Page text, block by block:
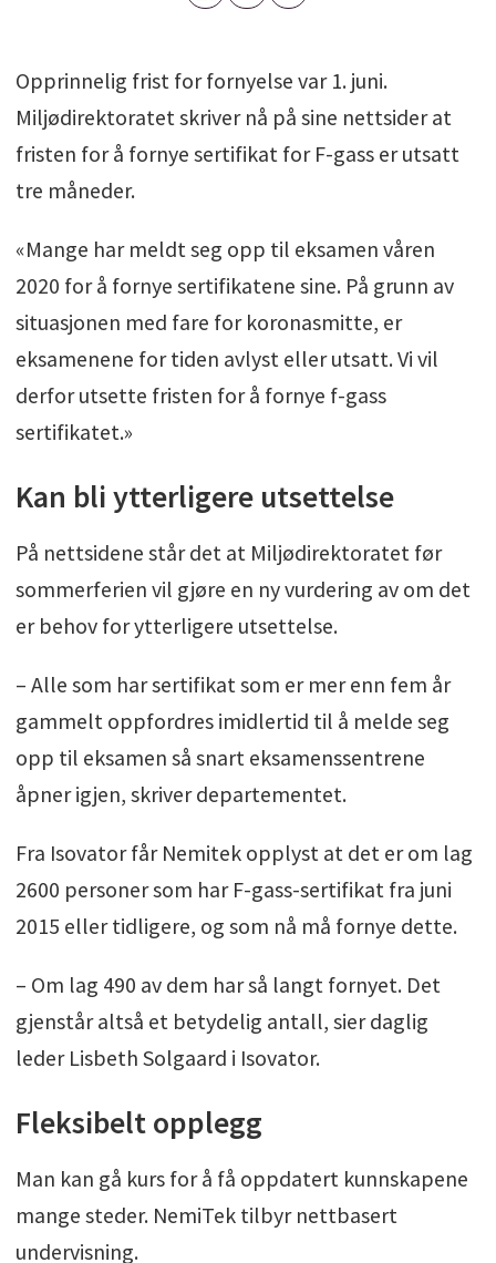
Opprinnelig frist for fornyelse var 1. juni.
Miljødirektoratet skriver nå på sine nettsider at
fristen for å fornye sertifikat for F-gass er utsatt
tre måneder.
«Mange har meldt seg opp til eksamen våren
2020 for å fornye sertifikatene sine. På grunn av
situasjonen med fare for koronasmitte, er
eksamenene for tiden avlyst eller utsatt. Vi vil
derfor utsette fristen for å fornye f-gass
sertifikatet.»
Kan bli ytterligere utsettelse
På nettsidene står det at Miljødirektoratet før
sommerferien vil gjøre en ny vurdering av om det
er behov for ytterligere utsettelse.
– Alle som har sertifikat som er mer enn fem år
gammelt oppfordres imidlertid til å melde seg
opp til eksamen så snart eksamenssentrene
åpner igjen, skriver departementet.
Fra Isovator får Nemitek opplyst at det er om lag
2600 personer som har F-gass-sertifikat fra juni
2015 eller tidligere, og som nå må fornye dette.
– Om lag 490 av dem har så langt fornyet. Det
gjenstår altså et betydelig antall, sier daglig
leder Lisbeth Solgaard i Isovator.
Fleksibelt opplegg
Man kan gå kurs for å få oppdatert kunnskapene
mange steder. NemiTek tilbyr nettbasert
undervisning.